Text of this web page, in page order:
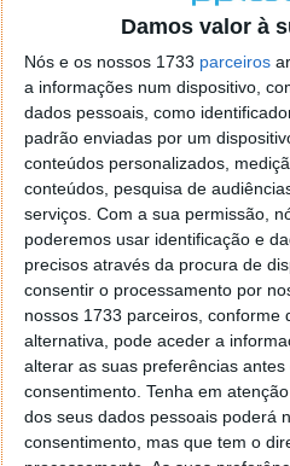
Damos valor à
Nós e os nossos 1733 parceiros
a informações num dispositivo,
dados pessoais, como
padrão enviadas por um
conteúdos personalizados,
conteúdos, pesquisa de
serviços. Com a sua permissão,
poderemos usar identificação e
precisos através da procura de
consentir o processamento por
nossos 1733 parceiros, conforme
alternativa, pode aceder a
alterar as suas preferências
consentimento. Tenha em
dos seus dados pessoais poderá
consentimento, mas que tem o
Pessoalmente só continuo
da existência dos zombies
outros jogos como Red
intrusiva e sem nexo.
Recai alguma curiosidade
Multiplayer e como a
algumas das criticas que
Abaixo segue um vídeo
Ops II.